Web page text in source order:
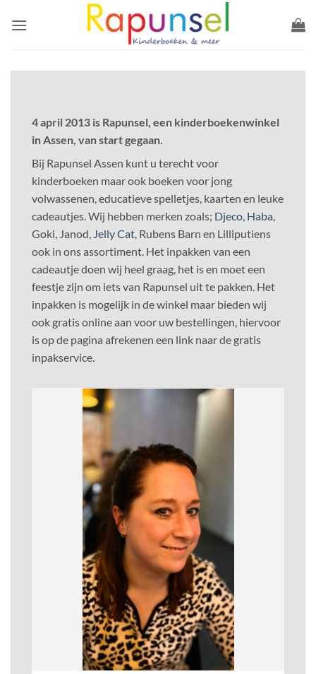
naar
4 april 2013 is Rapunsel, een kinderboekenwinkel
in Assen, van start gegaan.
Bij Rapunsel Assen kunt u terecht voor
kinderboeken maar ook boeken voor jong
volwassenen, educatieve spelletjes, kaarten en leuke
cadeautjes. Wij hebben merken zoals; Djeco, Haba,
Goki, Janod, Jelly Cat, Rubens Barn en Lilliputiens
ook in ons assortiment. Het inpakken van een
cadeautje doen wij heel graag, het is en moet een
feestje zijn om iets van Rapunsel uit te pakken. Het
inpakken is mogelijk in de winkel maar bieden wij
ook gratis online aan voor uw bestellingen, hiervoor
is op de pagina afrekenen een link naar de gratis
inpakservice.